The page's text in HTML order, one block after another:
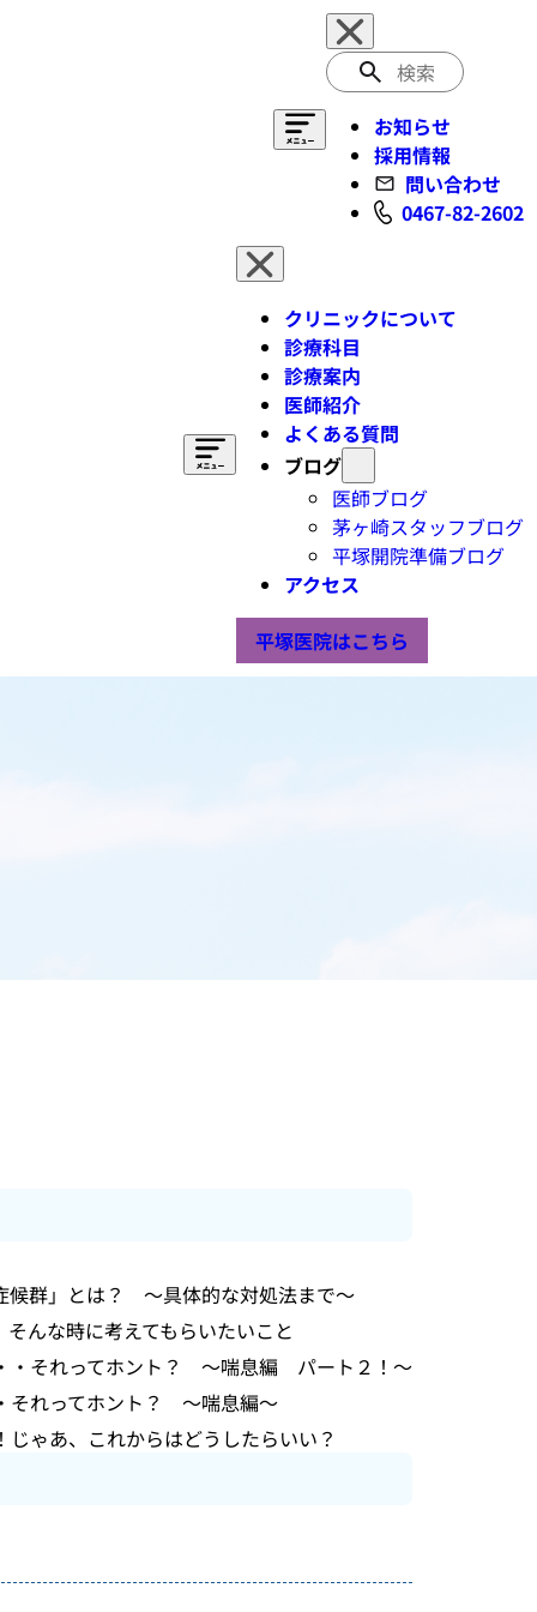
検
索
お知らせ
採用情報
問い合わせ
0467-82-2602
クリニックについて
診療科目
診療案内
医師紹介
よくある質問
ブログ
医師ブログ
茅ヶ崎スタッフブログ
平塚開院準備ブログ
アクセス
平塚医院はこちら
候群」とは？ ～具体的な対処法まで～
んな時に考えてもらいたいこと
・それってホント？ ～喘息編 パート２！～
それってホント？ ～喘息編～
ゃあ、これからはどうしたらいい？